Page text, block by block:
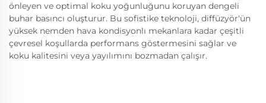
önleyen ve optimal koku yoğunluğunu koruyan dengeli
buhar basıncı oluşturur. Bu sofistike teknoloji, diffüzyör'ün
yüksek nemden hava kondisyonlı mekanlara kadar çeşitli
çevresel koşullarda performans göstermesini sağlar ve
koku kalitesini veya yayılımını bozmadan çalışır.